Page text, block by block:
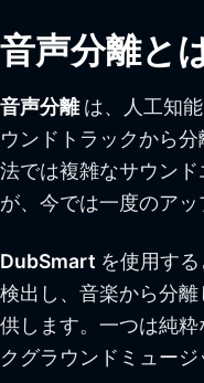
音声分離と
音声分離は、人工知
ウンドトラックから
法では複雑なサウン
が、今では一度のアッ
DubSmart を使用す
検出し、音楽から分
供します。一つは純
クグラウンドミュージ